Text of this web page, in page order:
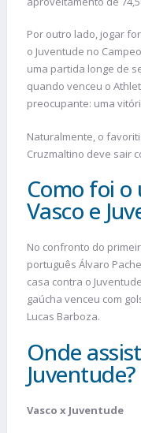
Por outro lado, jogar
o Juventude no
uma partida longe de
quando venceu o
preocupante: uma
Naturalmente, o
Cruzmaltino deve sair
Como foi
Vasco e
No confronto do
português Álvaro
casa contra o
gaúcha venceu com
Lucas Barboza.
Onde
Juventude?
Vasco x Juventude